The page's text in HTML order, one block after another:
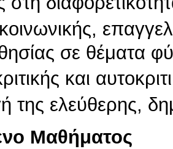
σε θέματα
και
της ελεύθερης,
Μαθήματος